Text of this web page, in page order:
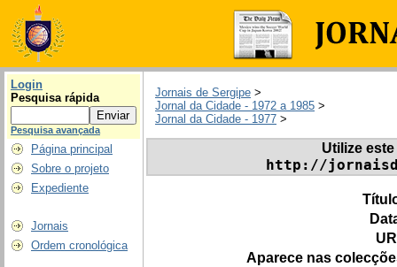
Login
Pesquisa rápida
Pesquisa avançada
Página principal
Sobre o projeto
Expediente
Jornais
Ordem cronológica
Jornais de Sergipe >
Jornal da Cidade - 1972 a 1985 >
Jornal da Cidade - 1977 >
Utilize
http://
Aparece nas